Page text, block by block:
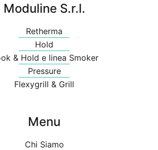
Moduline S.r.l.
Retherma
Hold
& Hold e linea Smoker
Pressure
Flexygrill & Grill
Menu
Chi Siamo